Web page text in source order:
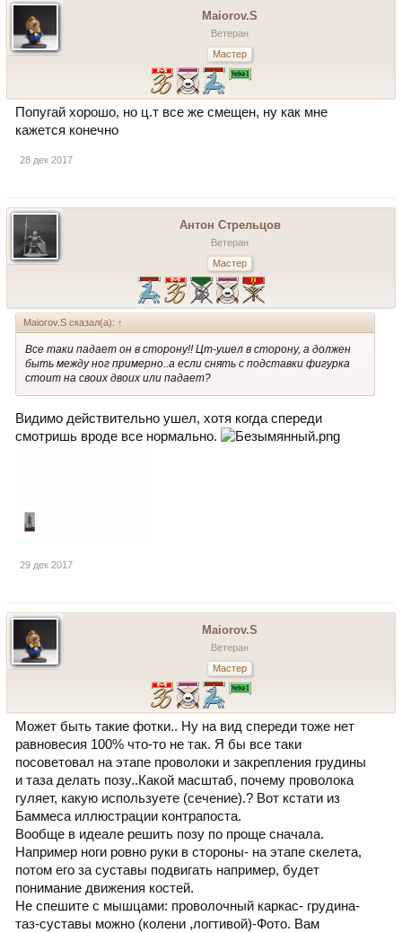
Maiorov.S
Ветеран
Мастер
Попугай хорошо, но ц.т все же смещен, ну как мне
кажется конечно
28 дек 2017
Антон Стрельцов
Ветеран
Мастер
Maiorov.S сказал(а): ↑
Все таки падает он в сторону!! Цт-ушел в сторону, а должен
быть между ног примерно..а если снять с подставки фигурка
стоит на своих двоих или падает?
Видимо действительно ушел, хотя когда спереди
смотришь вроде все нормально.
29 дек 2017
Maiorov.S
Ветеран
Мастер
Может быть такие фотки.. Ну на вид спереди тоже нет
равновесия 100% что-то не так. Я бы все таки
посоветовал на этапе проволоки и закрепления грудины
и таза делать позу..Какой масштаб, почему проволока
гуляет, какую используете (сечение).? Вот кстати из
Баммеса иллюстрации контрапоста.
Вообще в идеале решить позу по проще сначала.
Например ноги ровно руки в стороны- на этапе скелета,
потом его за суставы подвигать например, будет
понимание движения костей.
Не спешите с мышцами: проволочный каркас- грудина-
таз-суставы можно (колени ,логтивой)-Фото. Вам